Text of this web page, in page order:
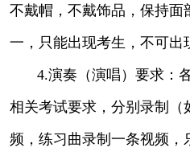
不戴帽，不戴饰品，保持面
一，只能出现考生，不可出
4.演奏（演唱）要求：
相关考试要求，分别录制（
频，练习曲录制一条视频，